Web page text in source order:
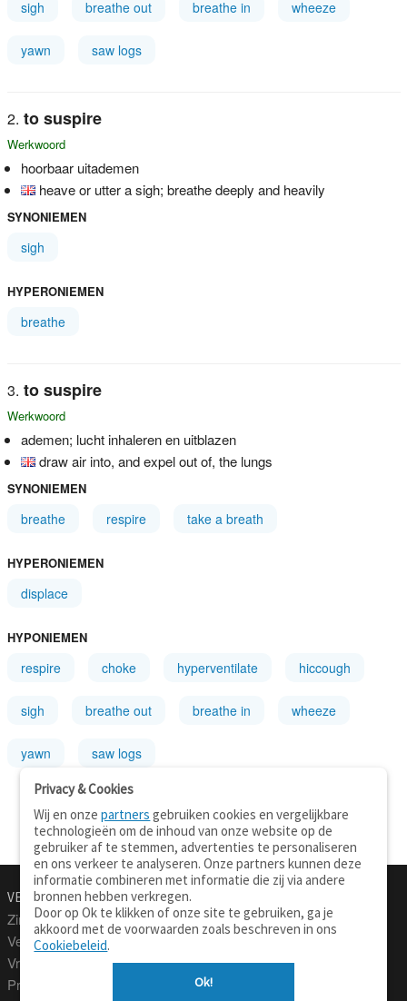
sigh breathe out breathe in wheeze
yawn saw logs
to suspire
Werkwoord
hoorbaar uitademen
heave or utter a sigh; breathe deeply and heavily
SYNONIEMEN
sigh
HYPERONIEMEN
breathe
to suspire
Werkwoord
ademen; lucht inhaleren en uitblazen
draw air into, and expel out of, the lungs
SYNONIEMEN
breathe respire take a breath
HYPERONIEMEN
displace
HYPONIEMEN
respire choke hyperventilate hiccough
sigh breathe out breathe in wheeze
yawn saw logs
VERTALEN.NU
Zinnen vertalen
Verklarend woordenboek
Vraagbaak
Professionele vertaling
Over deze site
Privacy
Privacy & Cookies
Wij en onzepartners gebruiken cookies en vergelijkbare
technologieën om de inhoud van onze website op de
gebruiker af te stemmen, advertenties te personaliseren
en ons verkeer te analyseren. Onze partners kunnen deze
informatie combineren met informatie die zij via andere
bronnen hebben verkregen.
Door op Ok te klikken of onze site te gebruiken, ga je
akkoord met de voorwaarden zoals beschreven in ons
Cookiebeleid.
Ok!